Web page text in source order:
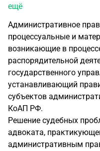
ещё
Административное
процессуальные и
возникающие в
распорядительной
государственного
устанавливающий
субъектов
КоАП РФ.
Решение судебных
адвоката,
административным